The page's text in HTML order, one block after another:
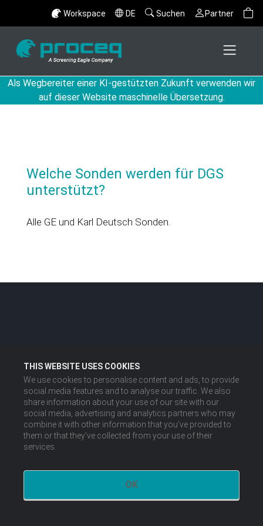
THIS WEBSITE USES COOKIES
We use cookies to personalise content and ads, to provide
social media features and to analyse our traffic. We also
share information about your use of our site with our
social media, advertising and analytics partners who may
combine it with other information that you’ve provided to
them or that they’ve collected from your use of their
services.
OK
Workspace DE Suchen Partner
Als Wegbereiter einer KI-gestützten Zukunft verwenden wir
auf dieser Website maschinelle Übersetzung.
Welche Sonden werden für DGS
unterstützt?
Alle GE und Karl Deutsch Sonden.